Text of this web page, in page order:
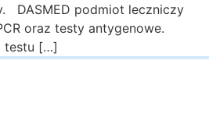
DASMED podmiot leczniczy
oraz testy antygenowe.
testu […]